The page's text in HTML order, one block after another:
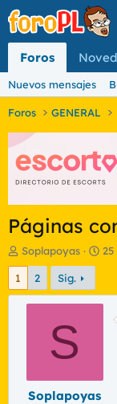
Foros
Nuevos mensajes
Foros GENERAL
Páginas
I
n
c
d
Soplapoyas
F
h
a
i
1 2 Sig.
S
Soplapoyas